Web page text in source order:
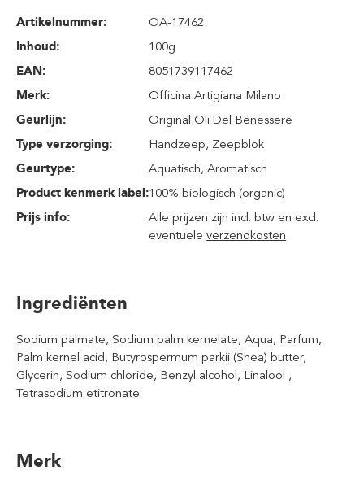
Artikelnummer:
OA-17462
Inhoud:
100g
EAN:
8051739117462
Merk:
Officina Artigiana Milano
Geurlijn:
Original Oli Del Benessere
Type verzorging:
Handzeep, Zeepblok
Geurtype:
Aquatisch, Aromatisch
Product kenmerk label:100% biologisch (organic)
Prijs info:
Alle prijzen zijn incl. btw en excl.
eventueleverzendkosten
Ingrediënten
Sodium palmate, Sodium palm kernelate, Aqua, Parfum,
Palm kernel acid, Butyrospermum parkii (Shea) butter,
Glycerin, Sodium chloride, Benzyl alcohol, Linalool ,
Tetrasodium etitronate
Merk